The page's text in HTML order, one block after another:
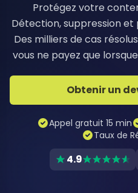
Protégez votre
Détection, suppression
Des milliers de cas
vous ne payez que
Obtenir un
Appel gratuit 15 min
Taux de
4.9